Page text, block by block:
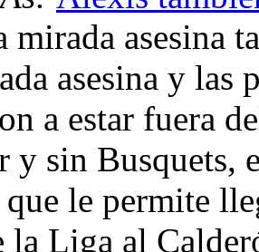
mirada asesina
asesina y las
a estar fuera
y sin Busquets,
le permite
la Liga al